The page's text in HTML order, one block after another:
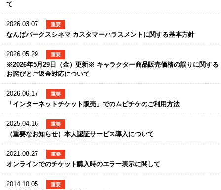
て
2026.03.07 重要
なんばパークスシネマ カスタマーハラスメントに関する基本方針
2026.05.29 重要
※2026年5月29日（金）更新※ キャラクター商品販売価格の誤りに関する
お詫びとご返金対応について
2026.06.17 重要
「インターネットチケット販売」でのムビチケのご利用方法
2025.04.16 重要
（重要なお知らせ）本人認証サービス導入について
2021.08.27 重要
オンラインでのチケット購入時のエラー表示に関して
2014.10.05 重要